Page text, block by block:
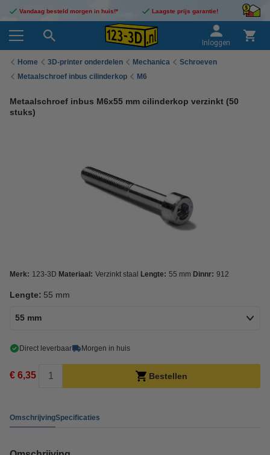
Vandaag besteld morgen in huis!* Laagste prijs garantie!
Inloggen
Home 3D-printer onderdelen Mechanica
Schroeven
Metaalschroef inbus cilinderkop
M6
Metaalschroef inbus M6x55 mm cilinderkop verzinkt (50
stuks)
Merk: 123-3D Materiaal: Verzinkt staal Lengte: 55 mm Dinnr: 912
Lengte: 55 mm
55 mm
Direct leverbaar Morgen in huis
€ 6,35 Bestellen
OmschrijvingSpecificaties